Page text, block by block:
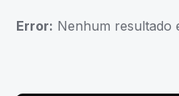
Error: Nenhum resultado